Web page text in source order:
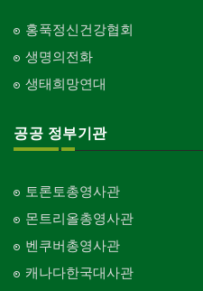
홍푹정신건강협회
생명의전화
생태희망연대
공공 정부기관
토론토총영사관
몬트리올총영사관
벤쿠버총영사관
캐나다한국대사관